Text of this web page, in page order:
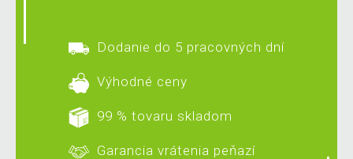
Dodanie do 5 pracovných dní
Výhodné ceny
99 % tovaru skladom
Garancia vrátenia peňazí